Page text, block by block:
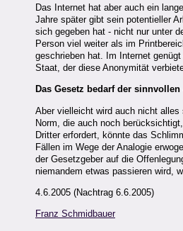
Das Internet hat aber auch ein
Jahre später gibt sein potentieller
sich gegeben hat - nicht nur unter
Person viel weiter als im
geschrieben hat. Im Internet
Staat, der diese Anonymität
Das Gesetz bedarf der
Aber vielleicht wird auch nicht
Norm, die auch noch
Dritter erfordert, könnte das
Fällen im Wege der Analogie
der Gesetzgeber auf die
niemandem etwas passieren wird,
4.6.2005 (Nachtrag 6.6.2005)
Franz Schmidbauer